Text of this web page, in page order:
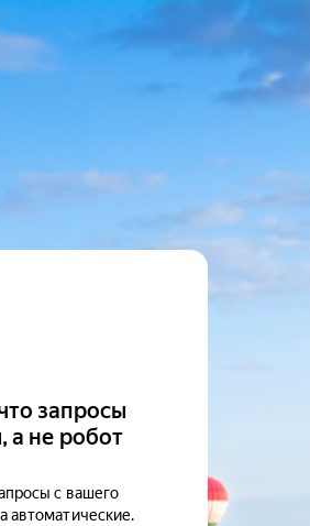
запросы
а не робот
с вашего
автоматические.